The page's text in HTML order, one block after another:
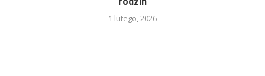
1 lutego, 2026